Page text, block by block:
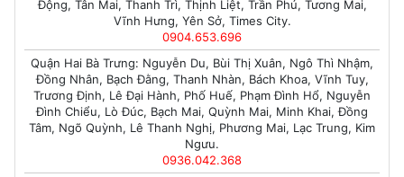
Động, Tân Mai, Thanh Trì, Thịnh Liệt, Trần Phú, Tương Mai,
Vĩnh Hưng, Yên Sở, Times City.
0904.653.696
Quận Hai Bà Trưng: Nguyễn Du, Bùi Thị Xuân, Ngô Thì Nhậm,
Đồng Nhân, Bạch Đằng, Thanh Nhàn, Bách Khoa, Vĩnh Tuy,
Trương Định, Lê Đại Hành, Phố Huế, Phạm Đình Hổ, Nguyễn
Đình Chiểu, Lò Đúc, Bạch Mai, Quỳnh Mai, Minh Khai, Đồng
Tâm, Ngõ Quỳnh, Lê Thanh Nghị, Phương Mai, Lạc Trung, Kim
Ngưu.
0936.042.368